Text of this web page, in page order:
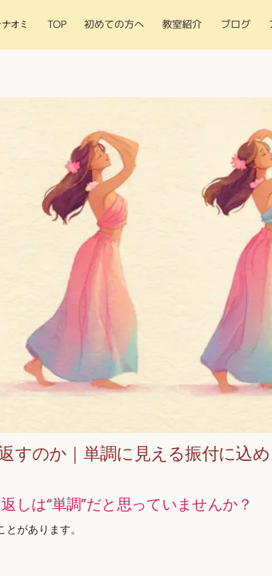
オミ TOP 初めての方へ 教室紹介 ブログ
すのか｜単調に見える振付に込
しは“単調”だと思っていませんか？
があります。